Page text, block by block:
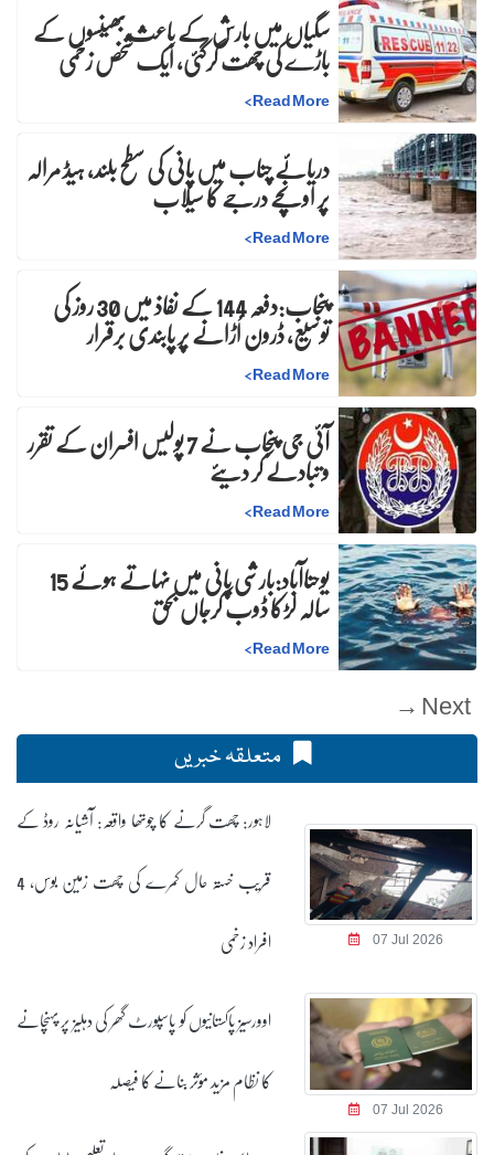
سگیاں میں بارش کے باعث بھینسوں کے
باڑے کی چھت گرگئی، ایک شخص زخمی
Read More
>
دریائے چناب میں پانی کی سطح بلند، ہیڈ مرالہ
پر اونچے درجے کا سیلاب
Read More
>
پنجاب:دفعہ 144 کے نفاذ میں 30 روز کیتوسیع، ڈرون اُڑانے پر پابندی برقرار
Read More
>
آئی جی پنجاب نے 7 پولیس افسران کے تقرر و تبادلے کر دیئے
Read More
>
یوحناآباد:بارشی پانی میں نہاتے ہوئے 15 سالہ لڑکا ڈوب کرجاں بحق
Read More
>
Next →
متعلقہ خبریں
07 Jul 2026
لاہور: چھت گرنے کا چوتھا واقعہ: آشیانہ روڈ کے
قریب خستہ حال کمرے کی چھت زمین بوس، 4
افراد زخمی
07 Jul 2026
اوورسیز پاکستانیوں کو پاسپورٹ گھر کی دہلیز پر پہنچانے
کا نظام مزید مؤثر بنانے کا فیصلہ